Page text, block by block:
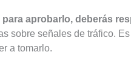
aprobarlo, deberás
sobre señales de tráfico.
a tomarlo.